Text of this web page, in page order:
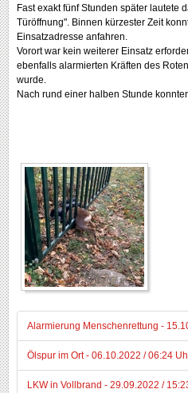
Fast exakt fünf Stunden später lautete
Türöffnung". Binnen kürzester Zeit
Einsatzadresse anfahren.
Vorort war kein weiterer Einsatz
ebenfalls alarmierten Kräften des
wurde.
Nach rund einer halben Stunde
Alarmierung Menschenrettung -
Ölspur im Ort - 06.10.2022 / 06:24
LKW in Vollbrand - 29.09.2022 /